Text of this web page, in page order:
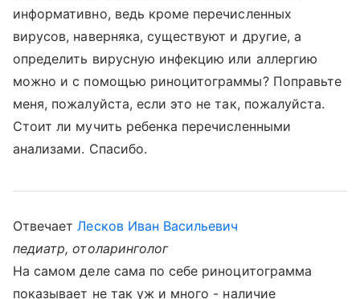
информативно, ведь кроме перечисленных
вирусов, наверняка, существуют и другие, а
определить вирусную инфекцию или аллергию
можно и с помощью риноцитограммы? Поправьте
меня, пожалуйста, если это не так, пожалуйста.
Стоит ли мучить ребенка перечисленными
анализами. Спасибо.
ОтвечаетЛесков Иван Васильевич
педиатр, отоларинголог
На самом деле сама по себе риноцитограмма
показывает не так уж и много - наличие